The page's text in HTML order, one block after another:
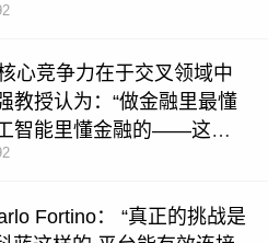
心竞争力在于交叉领域中
教授认为：“做金融里最懂
智能里懂金融的——这就
Fortino： “真正的挑战是